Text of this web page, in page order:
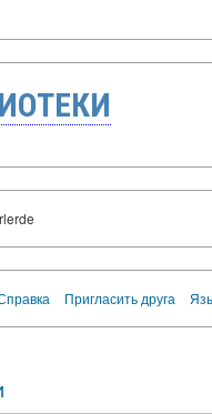
Пригласить друга